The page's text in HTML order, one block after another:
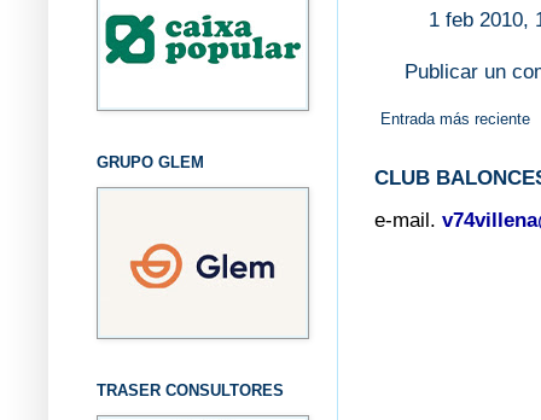
1 feb 2010,
Publicar un
Entrada más reciente
CLUB
e-mail.
GRUPO GLEM
TRASER CONSULTORES